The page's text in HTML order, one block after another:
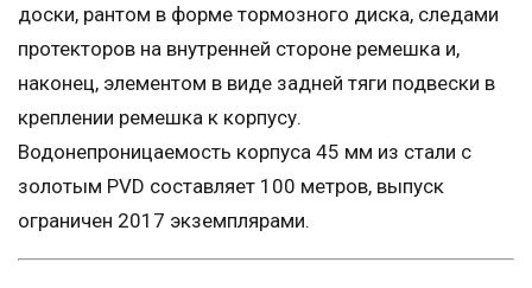
доски, рантом в форме тормозного диска, следами
протекторов на внутренней стороне ремешка и,
наконец, элементом в виде задней тяги подвески в
креплении ремешка к корпусу.
Водонепроницаемость корпуса 45 мм из стали с
золотым PVD составляет 100 метров, выпуск
ограничен 2017 экземплярами.